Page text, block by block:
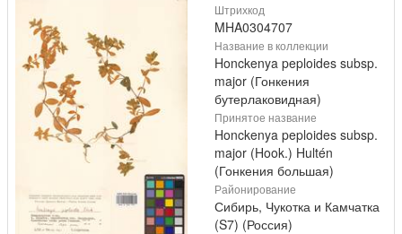
Штрихкод
MHA0304707
Название в коллекции
Honckenya peploides subsp.
major (Гонкения
бутерлаковидная)
Принятое название
Honckenya peploides subsp.
major (Hook.) Hultén
(Гонкения большая)
Районирование
Сибирь, Чукотка и Камчатка
(S7) (Россия)